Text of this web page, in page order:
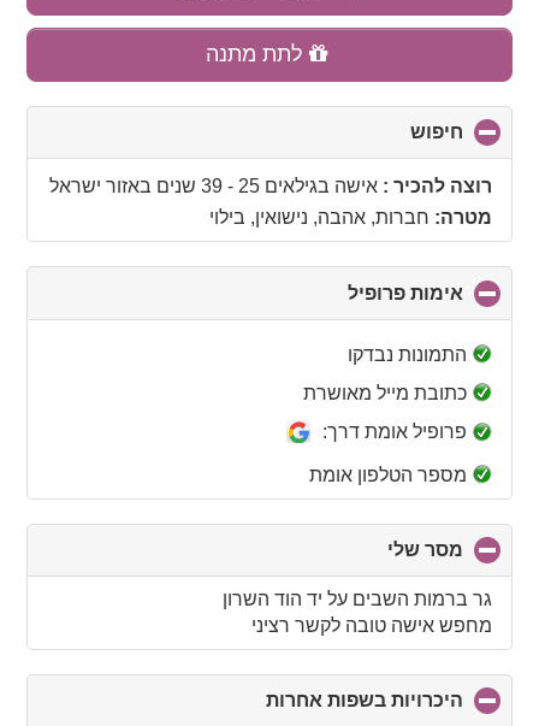
לתת מתנה
חיפוש
to
collapseרוצה להכיר :אישה בגילאים 25 - 39 שנים באזור ישראל
מטרה: חברות, אהבה, נישואין, בילוי
אימות פרופיל
to
התמונות נבדקו
כתובת מייל מאושרת
פרופיל אומת דרך:
מספר הטלפון אומת
מסר שלי
to
collapse
contents
גר ברמות השבים על יד הוד השרון
מחפש אישה טובה לקשר רציני
היכרויות בשפות אחרות